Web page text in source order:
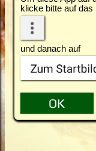
klicke bitte auf das
und danach auf